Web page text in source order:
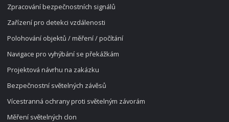
Zpracování bezpečnostních signálů
Zařízení pro detekci vzdálenosti
Polohování objektů / měření / počítání
Navigace pro vyhýbání se překážkám
Projektová návrhu na zakázku
Bezpečnostní světelných závěsů
Vícestranná ochrany proti světelným závorám
Měření světelných clon